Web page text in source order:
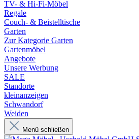
TV- & Hi-Fi-Möbel
Regale
Couch- & Beistelltische
Garten
Zur Kategorie Garten
Gartenmöbel
Angebote
Unsere Werbung
SALE
Standorte
kleinanzeigen
Schwandorf
Weiden
Menü schließen